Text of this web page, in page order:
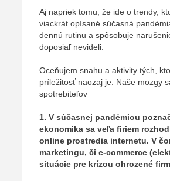
Aj napriek tomu, že ide o trendy,
viackrát opísané súčasná
dennú rutinu a spôsobuje
doposiaľ nevideli.
Oceňujem snahu a aktivity tých,
príležitosť naozaj je. Naše mozgy
spotrebiteľov
1. V súčasnej pandémiou
ekonomika sa veľa firiem
online prostredia internetu. V
marketingu, či e-commerce
situácie pre krízou ohrozené